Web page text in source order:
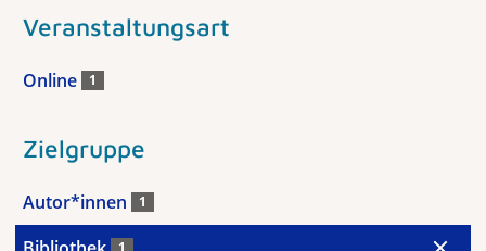
Veranstaltungsart
Online 1
Zielgruppe
Autor*innen 1
1